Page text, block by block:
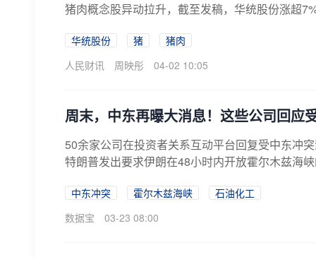
猪肉概念股异动拉升，截至发稿，华统股份涨超
华统股份 猪
猪肉
人民财讯
周映彤 04-02 10:05
周末，中东再曝大消息！这些公司回应
50余家公司在投资者关系互动平台回复受中东冲
特朗普发出要求伊朗在48小时内开放霍尔木兹海
中东冲突 霍尔木兹海峡
石油化工
数据宝
03-23 08:00